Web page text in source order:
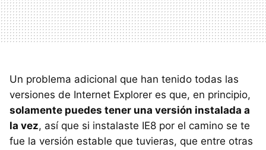
Un problema adicional que han tenido todas las
versiones de Internet Explorer es que, en principio,
solamente puedes tener una versión instalada a
la vez, así que si instalaste IE8 por el camino se te
fue la versión estable que tuvieras, que entre otras